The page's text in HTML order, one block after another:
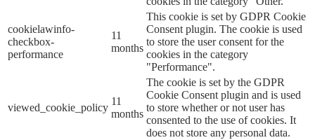
cookielawinfo-
checkbox-
performance
11
months
This cookie is set by GDPR Cookie
Consent plugin. The cookie is used
to store the user consent for the
cookies in the category
"Performance".
viewed_cookie_policy
11
months
The cookie is set by the GDPR
Cookie Consent plugin and is used
to store whether or not user has
consented to the use of cookies. It
does not store any personal data.